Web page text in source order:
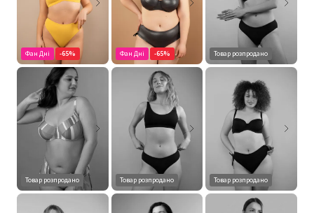
Фан Дні -65% Фан Дні -65% Товар розпродано
Товар розпродано Товар розпродано Товар розпродано